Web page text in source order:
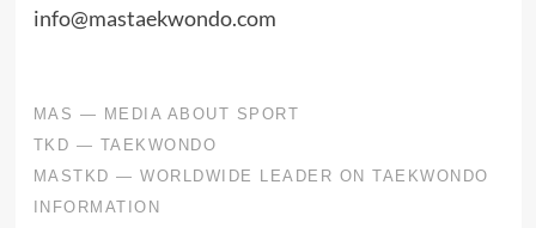
info@mastaekwondo.com